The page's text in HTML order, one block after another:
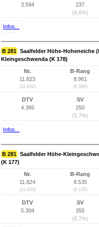
3.594
237
(6,6%)
Infos...
B 281 Saalfelder Höhe-Hoheneiche
Kleingeschwenda (K 178)
Nr.
11.823
(11.832)
B-Rang
8.961
(6.560)
DTV
4.386
SV
250
(5,7%)
Infos...
B 281 Saalfelder Höhe-
(K 177)
Nr.
11.824
(11.833)
B-Rang
8.535
(6.135)
DTV
5.304
SV
355
(6,7%)